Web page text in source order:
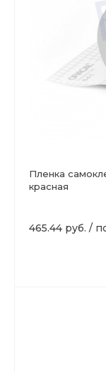
Пленка
красная
465.44 руб. /